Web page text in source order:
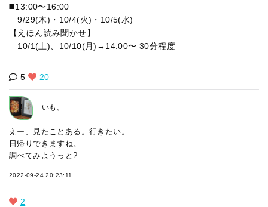
◼️13:00〜16:00
9/29(木)・10/4(火)・10/5(水)
【えほん読み聞かせ】
10/1(土)、10/10(月)→14:00〜 30分程度
5 20
いも。
えー、見たことある。行きたい。
日帰りできますね。
調べてみようっと?
2022-09-24 20:23:11
2